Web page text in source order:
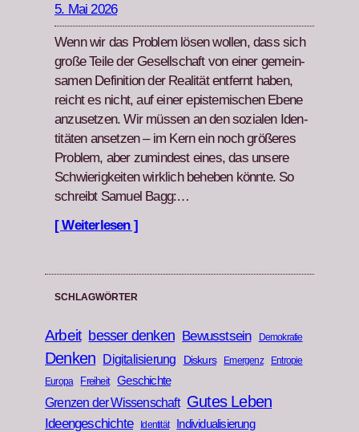
5. Mai 2026
Wenn wir das Prob­lem lösen wollen, dass sich
große Teile der Gesellschaft von ein­er gemein­
samen Def­i­n­i­tion der Real­ität ent­fer­nt haben,
reicht es nicht, auf ein­er epis­temis­chen Ebene
anzuset­zen. Wir müssen an den sozialen Iden­
titäten anset­zen – im Kern ein noch größeres
Prob­lem, aber zumin­d­est eines, das unsere
Schwierigkeit­en wirk­lich beheben kön­nte. So
schreibt Samuel Bagg:…
[ Weiterlesen ]
SCHLAGWÖRTER
Arbeit besser denken Bewusstsein Demokratie
Denken Digitalisierung Diskurs Emergenz
Entropie
Europa
Freiheit Geschichte
Grenzen der Wissenschaft Gutes Leben
Ideengeschichte Identität Individualisierung